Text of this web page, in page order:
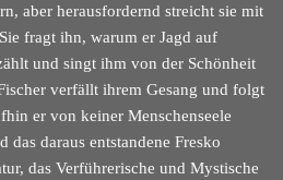
aber herausfordernd streicht sie mit
fragt ihn, warum er Jagd auf
und singt ihm von der Schönheit
verfällt ihrem Gesang und folgt
er von keiner Menschenseele
das daraus entstandene Fresko
das Verführerische und Mystische